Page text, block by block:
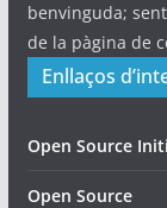
benvinguda;
de la pàgina de
Enllaços
Open Source
Open Source